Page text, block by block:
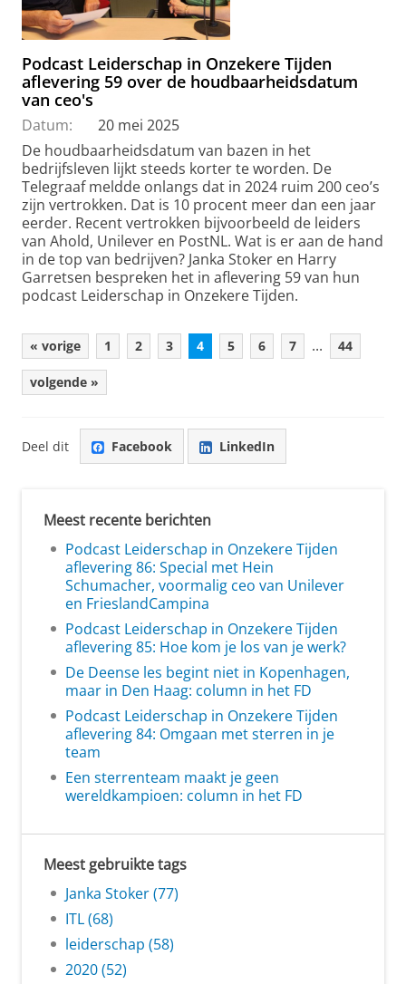
Podcast Leiderschap in Onzekere Tijden
aflevering 59 over de houdbaarheidsdatum
van ceo's
Datum:
20 mei 2025
De houdbaarheidsdatum van bazen in het
bedrijfsleven lijkt steeds korter te worden. De
Telegraaf meldde onlangs dat in 2024 ruim 200 ceo’s
zijn vertrokken. Dat is 10 procent meer dan een jaar
eerder. Recent vertrokken bijvoorbeeld de leiders
van Ahold, Unilever en PostNL. Wat is er aan de hand
in de top van bedrijven? Janka Stoker en Harry
Garretsen bespreken het in aflevering 59 van hun
podcast Leiderschap in Onzekere Tijden.
« vorige 1 2 3 4 5 6 7 ... 44
volgende »
Deel dit Facebook LinkedIn
Meest recente berichten
Podcast Leiderschap in Onzekere Tijden
aflevering 86: Special met Hein
Schumacher, voormalig ceo van Unilever
en FrieslandCampina
Podcast Leiderschap in Onzekere Tijden
aflevering 85: Hoe kom je los van je werk?
De Deense les begint niet in Kopenhagen,
maar in Den Haag: column in het FD
Podcast Leiderschap in Onzekere Tijden
aflevering 84: Omgaan met sterren in je
team
Een sterrenteam maakt je geen
wereldkampioen: column in het FD
Meest gebruikte tags
Janka Stoker (77)
ITL (68)
leiderschap (58)
2020 (52)